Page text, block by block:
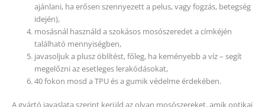
ajánlani, ha erősen szennyezett a pelus, vagy fogzás, betegség
idején),
mosásnál használd a szokásos mosószeredet a címkéjén
található mennyiségben,
javasoljuk a plusz öblítést, főleg, ha keményebb a víz – segít
megelőzni az esetleges lerakódásokat,
40 fokon mosd a TPU és a gumik védelme érdekében.
A gyártó javaslata szerint kerüld az olyan mosószereket, amik optikai